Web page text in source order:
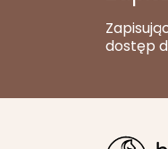
dostęp